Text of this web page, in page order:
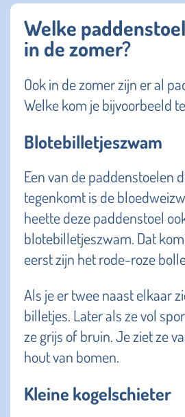
Welke
in de zomer?
Ook in de zomer zijn er al
Welke kom je bijvoorbeeld
Blotebilletjeszwam
Een van de paddenstoelen
tegenkomt is de
heette deze paddenstoel
blotebilletjeszwam. Dat
eerst zijn het rode-roze
Als je er twee naast elkaar
billetjes. Later als ze vol
ze grijs of bruin. Je ziet ze
hout van bomen.
Kleine kogelschieter